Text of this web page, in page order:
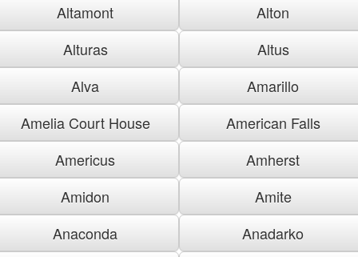
Altamont
Alton
Alturas
Altus
Alva
Amarillo
Amelia Court House
American Falls
Americus
Amherst
Amidon
Amite
Anaconda
Anadarko